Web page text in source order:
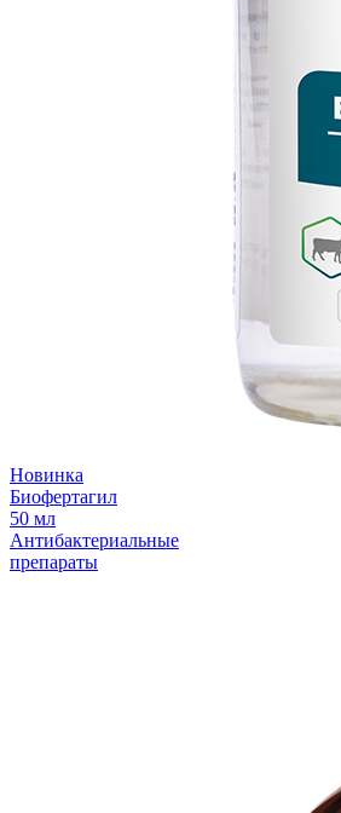
Новинка
Биофертагил
50 мл
Антибактериальные
препараты